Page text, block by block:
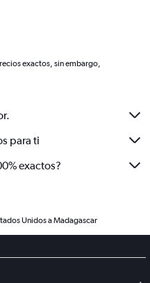
exactos, sin embargo,
para ti
exactos?
Unidos a Madagascar